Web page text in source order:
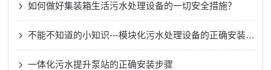
如何做好集装箱生活污水处理设备的一切安全措施？
不能不知道的小知识---模块化污水处理设备的正确安装方法
一体化污水提升泵站的正确安装步骤